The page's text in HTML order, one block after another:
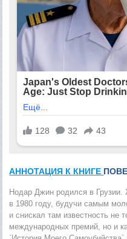
АННОТАЦИЯ К КНИГЕ
Нодар Джин родился в
в 1980 году, будучи самым
и снискал там известность не
международных премий, но и